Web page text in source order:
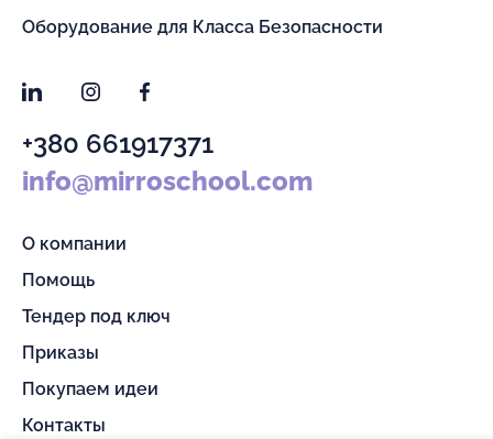
Оборудование для Класса Безопасности
LinkedInInstagramFacebook
+380 661917371
info@mirroschool.com
О компании
Помощь
Тендер под ключ
Приказы
Покупаем идеи
Контакты